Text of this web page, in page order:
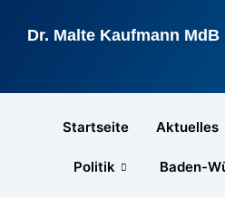
InhaltDr. Malte Kaufmann MdB
Startseite Aktuelles
Politik Baden-